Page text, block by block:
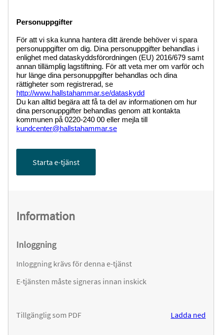
Personuppgifter
För att vi ska kunna hantera ditt ärende behöver vi spara
personuppgifter om dig. Dina personuppgifter behandlas i
enlighet med dataskyddsförordningen (EU) 2016/679 samt
annan tillämplig lagstiftning. För att veta mer om varför och
hur länge dina personuppgifter behandlas och dina
rättigheter som registrerad, se
http://www.hallstahammar.se/dataskydd
Du kan alltid begära att få ta del av informationen om hur
dina personuppgifter behandlas genom att kontakta
kommunen på 0220-240 00 eller mejla till
kundcenter@hallstahammar.se
Starta e-tjänst
Information
Inloggning
Inloggning krävs för denna e-tjänst
E-tjänsten måste signeras innan inskick
Tillgänglig som PDF Ladda ned